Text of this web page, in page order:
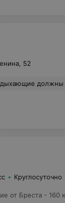
52
(за месяц) могут отдать видимо более важным с точки
Круглосуточно
от Бреста - 160